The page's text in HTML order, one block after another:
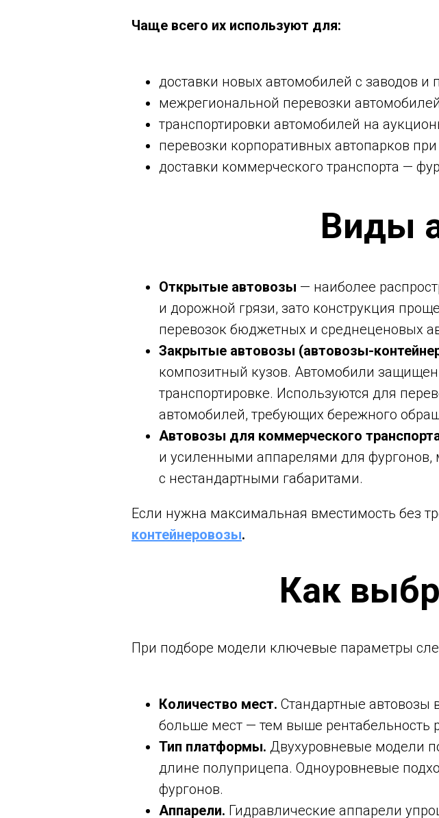
Чаще всего их используют для:
доставки новых автомобилей с заводов и
межрегиональной перевозки
транспортировки автомобилей на
перевозки корпоративных автопарков
доставки коммерческого транспорта —
Виды
Открытые автовозы — наиболее
и дорожной грязи, зато конструкция
перевозок бюджетных и среднеценовых
Закрытые автовозы (автовозы-
композитный кузов. Автомобили
транспортировке. Используются для
автомобилей, требующих бережного
Автовозы для коммерческого
и усиленными аппарелями для фургонов,
с нестандартными габаритами.
Если нужна максимальная вместимость без
контейнеровозы.
Как
При подборе модели ключевые параметры
Количество мест. Стандартные
больше мест — тем выше рентабельность
Тип платформы. Двухуровневые модели
длине полуприцепа. Одноуровневые
фургонов.
Аппарели. Гидравлические аппарели